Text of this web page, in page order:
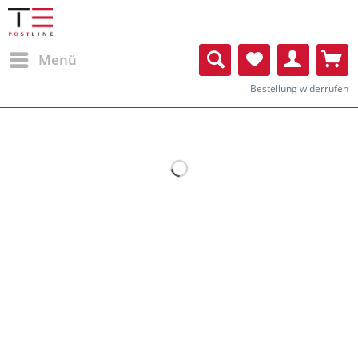
Menü
Bestellung widerrufen